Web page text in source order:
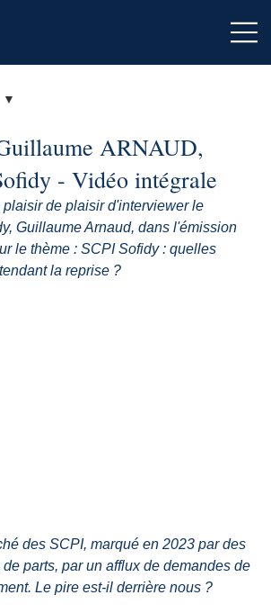
ARNAUD,
- Vidéo intégrale
de plaisir d'interviewer le
Guillaume Arnaud, dans l'émission
le thème : SCPI Sofidy : quelles
la reprise ?
des SCPI, marqué en 2023 par des
parts, par un afflux de demandes de
Le pire est-il derrière nous ?